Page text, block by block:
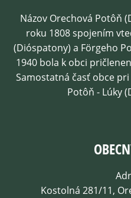
Názov Orechová Potôň
roku 1808 spojením
(Dióspatony) a Förgeho
1940 bola k obci
Samostatná časť obce
Potôň - Lúky
Kostolná 281/11,